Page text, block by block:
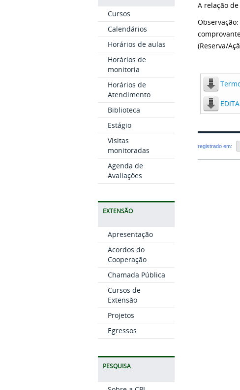
Cursos
Calendários
Horários de aulas
Horários de
monitoria
Horários de
Atendimento
Biblioteca
Estágio
Visitas
monitoradas
Agenda de
Avaliações
EXTENSÃO
Apresentação
Acordos do
Cooperação
Chamada Pública
Cursos de
Extensão
Projetos
Egressos
PESQUISA
A relação
(Reserva/
registrado em: